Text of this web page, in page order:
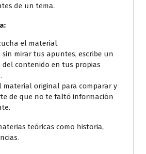
de un tema.
el material.
sin mirar tus apuntes, escribe un
del contenido en tus propias
material original para comparar y
de que no te faltó información
teóricas como historia,